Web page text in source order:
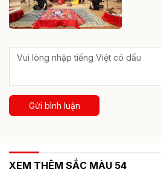
Gửi bình luận
XEM THÊM SẮC MÀU 54